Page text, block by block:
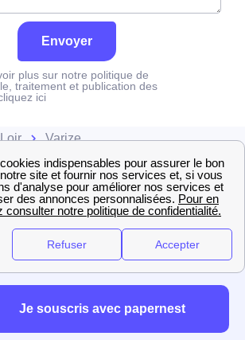
Envoyer
plus sur notre politique de
traitement et publication des
ici
Varize
Je souscris avec papernest